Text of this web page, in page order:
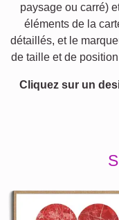
paysage ou carré)
éléments de la
détaillés, et le
de taille et de
Cliquez sur un